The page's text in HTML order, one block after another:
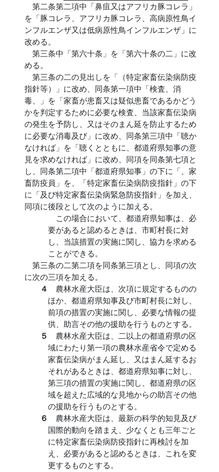
第二条第二項中「鼻疽又はアフリカ豚コレラ」
を「豚コレラ、アフリカ豚コレラ、高病原性鳥イ
ンフルエンザ又は低病原性鳥インフルエンザ」に
改める。
第三条中「第六十条」を「第六十条の二」に改
める。
第三条の二の見出しを「（特定家畜伝染病防疫
指針等）」に改め、同条第一項中「検査、消
毒、」を「家畜が患畜又は疑似患畜であるかどう
かを判定するために必要な検査、当該家畜伝染病
の発生を予防し、又はそのまん延を防止するため
に必要な消毒及び」に改め、同条第三項中「聴か
なければ」を「聴くとともに、都道府県知事の意
見を求めなければ」に改め、同項を同条第七項と
し、同条第二項中「都道府県知事」の下に「、家
畜防疫員」を、「特定家畜伝染病防疫指針」の下
に「及び特定家畜伝染病緊急防疫指針」を加え、
同項に後段として次のように加える。
この場合において、都道府県知事は、必
要があると認めるときは、市町村長に対
し、当該措置の実施に関し、協力を求める
ことができる。
第三条の二第二項を同条第三項とし、同項の次
に次の三項を加える。
４ 農林水産大臣は、次項に規定するものの
ほか、都道府県知事及び市町村長に対し、
前項の措置の実施に関し、必要な情報の提
供、助言その他の援助を行うものとする。
５ 農林水産大臣は、二以上の都道府県の区
域にわたり第一項の農林水産省令で定める
家畜伝染病がまん延し、又はまん延するお
それがあるときは、都道府県知事に対し、
第三項の措置の実施に関し、都道府県の区
域を超えた広域的な見地からの助言その他
の援助を行うものとする。
６ 農林水産大臣は、最新の科学的知見及び
国際的動向を踏まえ、少なくとも三年ごと
に特定家畜伝染病防疫指針に再検討を加
え、必要があると認めるときは、これを変
更するものとする。